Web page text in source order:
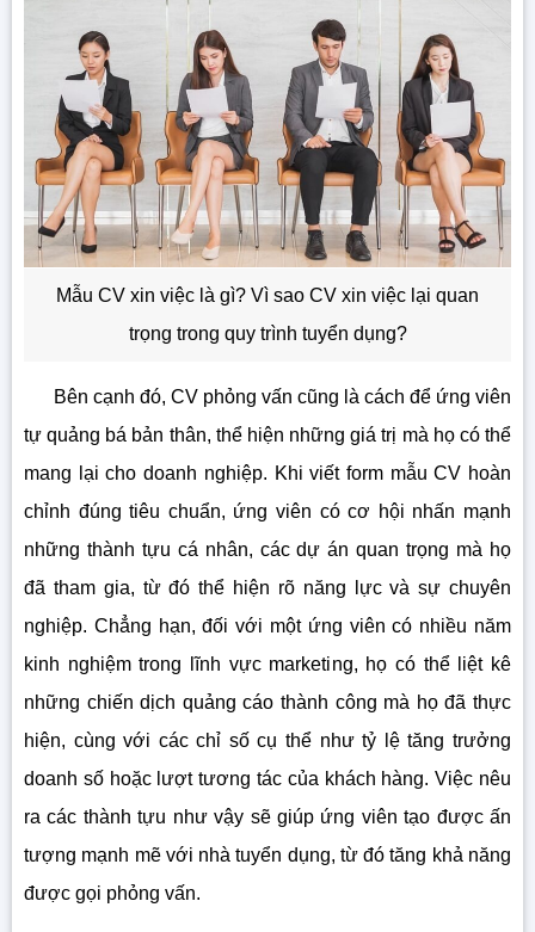
Mẫu CV xin việc là gì? Vì sao CV xin việc lại quan
trọng trong quy trình tuyển dụng?
Bên cạnh đó, CV phỏng vấn cũng là cách để ứng viên
tự quảng bá bản thân, thể hiện những giá trị mà họ có thể
mang lại cho doanh nghiệp. Khi viết form mẫu CV hoàn
chỉnh đúng tiêu chuẩn, ứng viên có cơ hội nhấn mạnh
những thành tựu cá nhân, các dự án quan trọng mà họ
đã tham gia, từ đó thể hiện rõ năng lực và sự chuyên
nghiệp. Chẳng hạn, đối với một ứng viên có nhiều năm
kinh nghiệm trong lĩnh vực marketing, họ có thể liệt kê
những chiến dịch quảng cáo thành công mà họ đã thực
hiện, cùng với các chỉ số cụ thể như tỷ lệ tăng trưởng
doanh số hoặc lượt tương tác của khách hàng. Việc nêu
ra các thành tựu như vậy sẽ giúp ứng viên tạo được ấn
tượng mạnh mẽ với nhà tuyển dụng, từ đó tăng khả năng
được gọi phỏng vấn.